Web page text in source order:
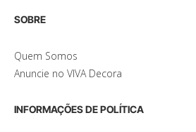
SOBRE
Quem Somos
Anuncie no VIVA Decora
INFORMAÇÕES DE POLÍTICA